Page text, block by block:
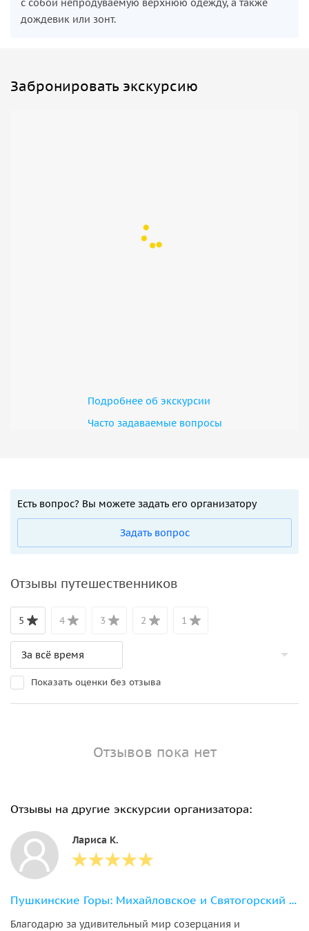
с собой непродуваемую верхнюю одежду, а также
дождевик или зонт.
Забронировать экскурсию
Подробнее об экскурсии
Часто задаваемые вопросы
Есть вопрос? Вы можете задать его организатору
Задать вопрос
Отзывы путешественников
5 4 3 2 1
Показать оценки без отзыва
Отзывов пока нет
Отзывы на другие экскурсии организатора:
Лариса К.
Пушкинские Горы: Михайловское и Святогорский монастырь
Благодарю за удивительный мир созерцания и